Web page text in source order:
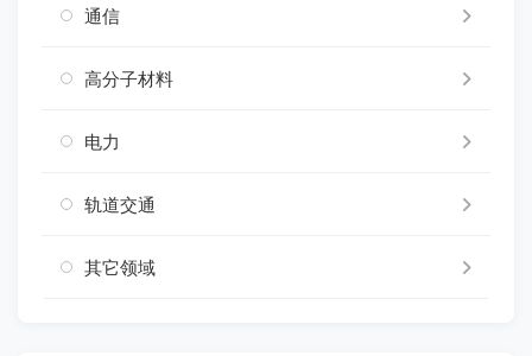
通信
高分子材料
电力
轨道交通
其它领域